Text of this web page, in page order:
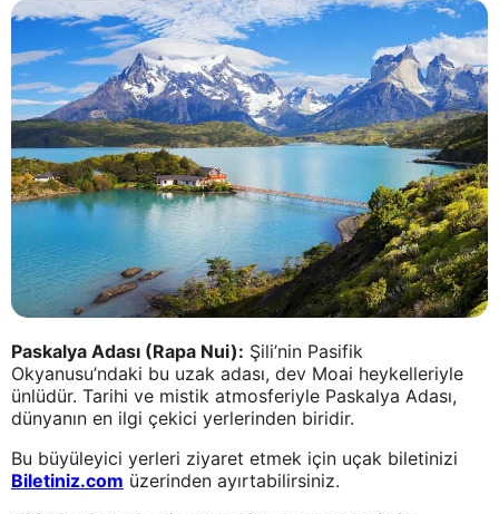
Paskalya Adası (Rapa Nui): Şili’nin Pasifik
Okyanusu’ndaki bu uzak adası, dev Moai heykelleriyle
ünlüdür. Tarihi ve mistik atmosferiyle Paskalya Adası,
dünyanın en ilgi çekici yerlerinden biridir.
Bu büyüleyici yerleri ziyaret etmek için uçak biletinizi
Biletiniz.com üzerinden ayırtabilirsiniz.